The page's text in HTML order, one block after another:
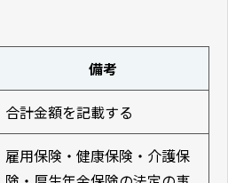
備考
合計金額を記載する
雇用保険・健康保険・介護保